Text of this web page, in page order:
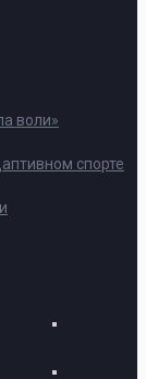
воли»
спорте